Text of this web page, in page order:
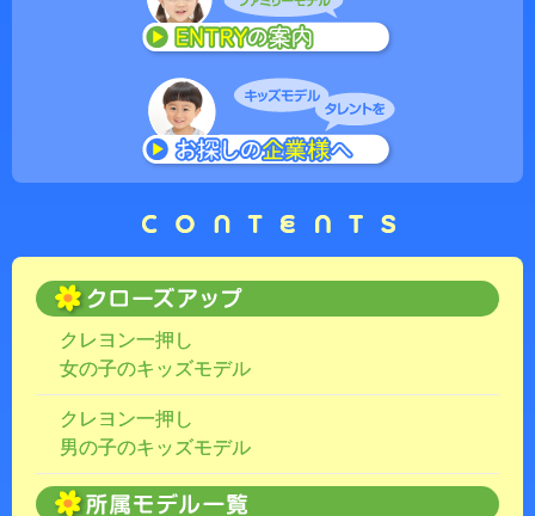
クレヨン一押し
女の子のキッズモデル
クレヨン一押し
男の子のキッズモデル